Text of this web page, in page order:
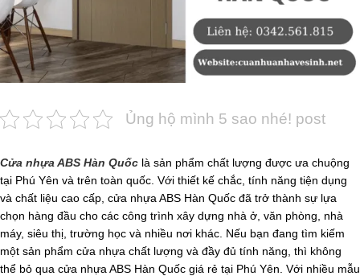
Ủng hộ mình 5 sao nhé! post
Cửa nhựa ABS Hàn Quốc là sản phẩm chất lượng được ưa chuộng
tại Phú Yên và trên toàn quốc. Với thiết kế chắc, tính năng tiện dụng
và chất liệu cao cấp, cửa nhựa ABS Hàn Quốc đã trở thành sự lựa
chọn hàng đầu cho các công trình xây dựng nhà ở, văn phòng, nhà
máy, siêu thị, trường học và nhiều nơi khác. Nếu bạn đang tìm kiếm
một sản phẩm cửa nhựa chất lượng và đầy đủ tính năng, thì không
thể bỏ qua cửa nhựa ABS Hàn Quốc giá rẻ tại Phú Yên. Với nhiều mẫu